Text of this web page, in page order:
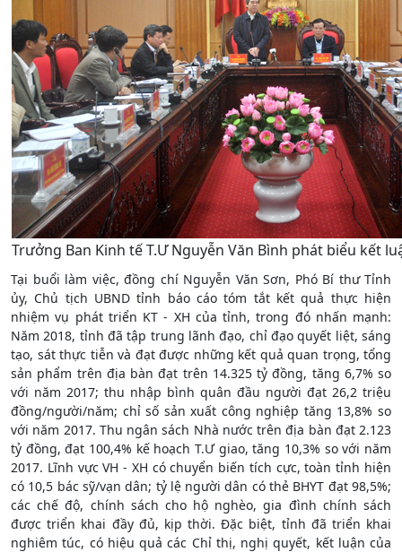
Trưởng Ban Kinh tế T.Ư Nguyễn Văn Bình phát biểu kết
Tại buổi làm việc, đồng chí Nguyễn Văn Sơn, Phó Bí thư Tỉnh
ủy, Chủ tịch UBND tỉnh báo cáo tóm tắt kết quả thực hiện
nhiệm vụ phát triển KT - XH của tỉnh, trong đó nhấn mạnh:
Năm 2018, tỉnh đã tập trung lãnh đạo, chỉ đạo quyết liệt, sáng
tạo, sát thực tiễn và đạt được những kết quả quan trọng, tổng
sản phẩm trên địa bàn đạt trên 14.325 tỷ đồng, tăng 6,7% so
với năm 2017; thu nhập bình quân đầu người đạt 26,2 triệu
đồng/người/năm; chỉ số sản xuất công nghiệp tăng 13,8% so
với năm 2017. Thu ngân sách Nhà nước trên địa bàn đạt 2.123
tỷ đồng, đạt 100,4% kế hoạch T.Ư giao, tăng 10,3% so với năm
2017. Lĩnh vực VH - XH có chuyển biến tích cực, toàn tỉnh hiện
có 10,5 bác sỹ/vạn dân; tỷ lệ người dân có thẻ BHYT đạt 98,5%;
các chế độ, chính sách cho hộ nghèo, gia đình chính sách
được triển khai đầy đủ, kịp thời. Đặc biệt, tỉnh đã triển khai
nghiêm túc, có hiệu quả các Chỉ thị, nghị quyết, kết luận của